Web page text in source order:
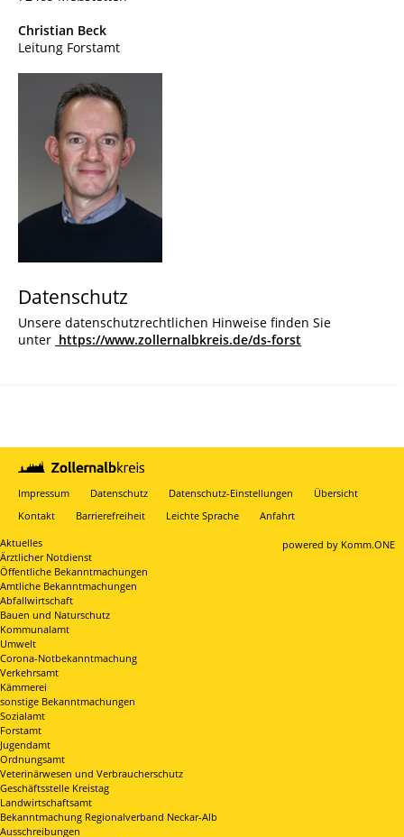
Christian Beck
Leitung Forstamt
Datenschutz
Unsere datenschutzrechtlichen Hinweise finden Sie
unter https://www.zollernalbkreis.de/ds-forst
Impressum Datenschutz Datenschutz-Einstellungen
Übersicht
Kontakt
Barrierefreiheit Leichte Sprache Anfahrt
powered by Komm.ONE
Aktuelles
Ärztlicher Notdienst
Öffentliche Bekanntmachungen
Amtliche Bekanntmachungen
Abfallwirtschaft
Bauen und Naturschutz
Kommunalamt
Umwelt
Corona-Notbekanntmachung
Verkehrsamt
Kämmerei
sonstige Bekanntmachungen
Sozialamt
Forstamt
Jugendamt
Ordnungsamt
Veterinärwesen und Verbraucherschutz
Geschäftsstelle Kreistag
Landwirtschaftsamt
Bekanntmachung Regionalverband Neckar-Alb
Ausschreibungen